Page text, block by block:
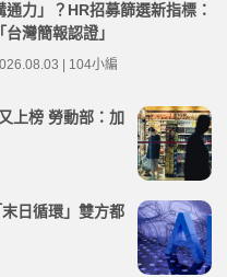
通力」？HR招募篩選新指標：
「台灣簡報認證」
| 104小編
上榜 勞動部：加
日循環」雙方都